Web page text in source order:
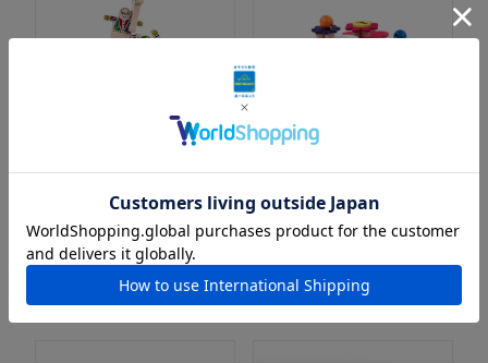
3歳頃～
ル・ガーデン
3歳頃～8歳頃
¥ 7,480